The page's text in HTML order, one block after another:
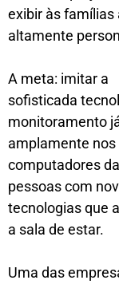
exibir às famílias
altamente
A meta: imitar a
sofisticada
monitoramento
amplamente nos
computadores
pessoas com
tecnologias que
a sala de estar.
Uma das